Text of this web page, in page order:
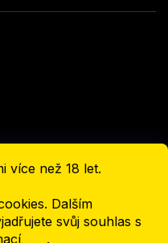
více než 18 let.
Dalším
svůj souhlas s
.
nastavení cookies